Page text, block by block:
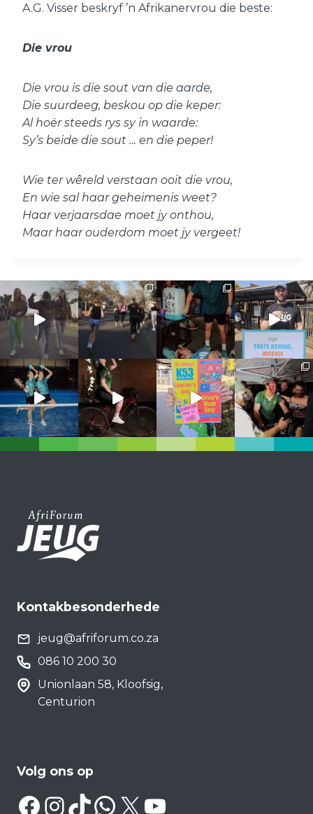
A.G. Visser beskryf ’n Afrikanervrou die beste:
Die vrou
Die vrou is die sout van die aarde,
Die suurdeeg, beskou op die keper:
Al hoër steeds rys sy in waarde:
Sy’s beide die sout … en die peper!
Wie ter wêreld verstaan ooit die vrou,
En wie sal haar geheimenis weet?
Haar verjaarsdae moet jy onthou,
Maar haar ouderdom moet jy vergeet!
Kontakbesonderhede
jeug@afriforum.co.za
086 10 200 30
Unionlaan 58, Kloofsig,
Centurion
Volg ons op
Facebook
Instagram
TikTok
WhatsApp
X YouTube